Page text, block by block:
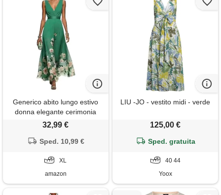
Generico abito lungo estivo
donna elegante cerimonia
vestito matrimonio invitata
scollo a v sexy maxi taglie forti
spiaggia vacanza moda 2026
(a04, xl)
32,99 €
Sped. 10,99 €
XL
amazon
LIU -JO - vestito midi - verde
125,00 €
Sped. gratuita
40 44
Yoox